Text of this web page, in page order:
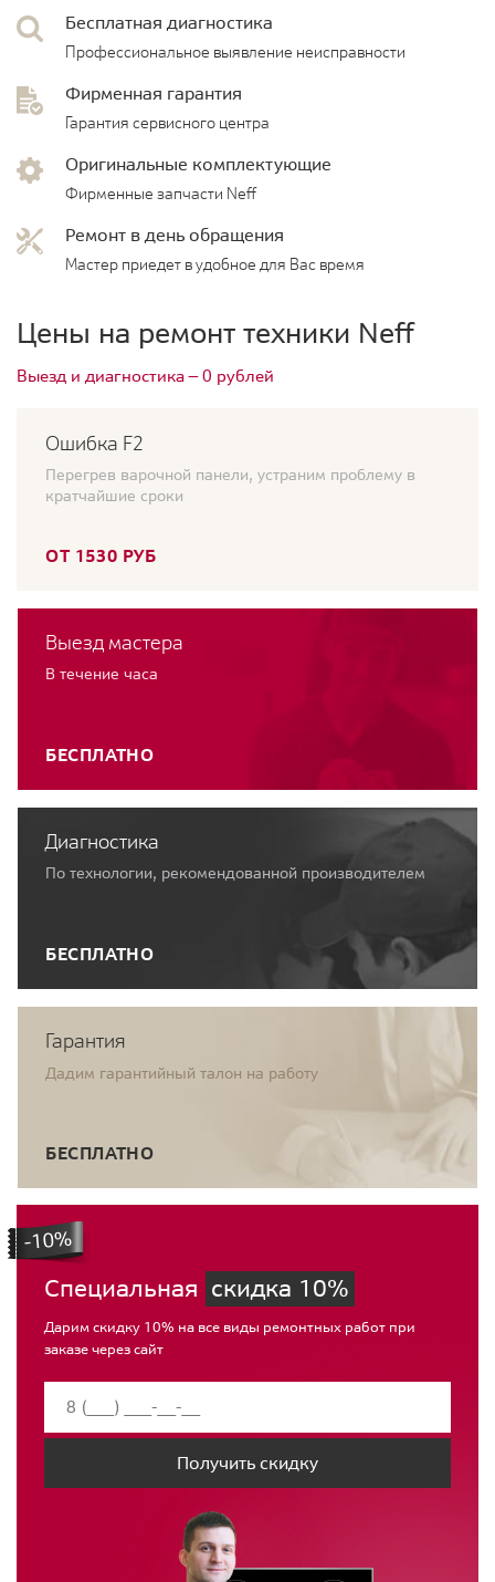
Бесплатная диагностика
Профессиональное выявление неисправности
Фирменная гарантия
Гарантия сервисного центра
Оригинальные комплектующие
Фирменные запчасти Neff
Ремонт в день обращения
Мастер приедет в удобное для Вас время
Цены на ремонт техники Neff
Выезд и диагностика — 0 рублей
Ошибка F2
Перегрев варочной панели, устраним проблему в
кратчайшие сроки
ОТ 1530 РУБ
Выезд мастера
В течение часа
БЕСПЛАТНО
Диагностика
По технологии, рекомендованной производителем
БЕСПЛАТНО
Гарантия
Дадим гарантийный талон на работу
БЕСПЛАТНО
Специальная скидка 10%
Дарим скидку 10% на все виды ремонтных работ при
заказе через сайт
Получить скидку